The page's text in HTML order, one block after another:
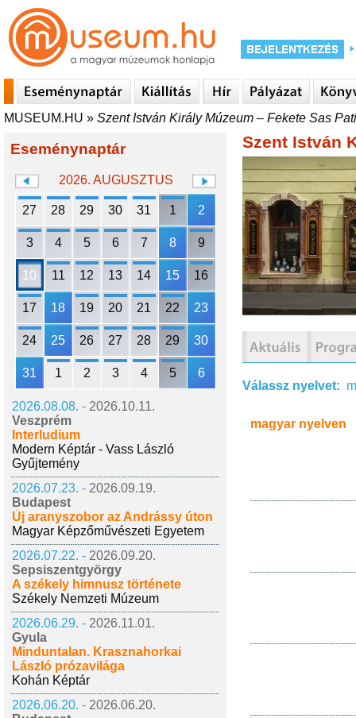
MUSEUM.HU » Szent István Király Múzeum – Fekete Sas
Eseménynaptár
2026. AUGUSZTUS
27 28 29 30 31 1 2
3 4 5 6 7 8 9
10 11 12 13 14 15 16
17 18 19 20 21 22 23
24 25 26 27 28 29 30
31 1 2 3 4 5 6
2026.08.08. - 2026.10.11.
Veszprém
Interludium
Modern Képtár - Vass László
Gyűjtemény
2026.07.23. - 2026.09.19.
Budapest
Új aranyszobor az Andrássy úton
Magyar Képzőművészeti Egyetem
2026.07.22. - 2026.09.20.
Sepsiszentgyörgy
A székely himnusz története
Székely Nemzeti Múzeum
2026.06.29. - 2026.11.01.
Gyula
Minduntalan. Krasznahorkai
László prózavilága
Kohán Képtár
2026.06.20. - 2026.06.20.
Szent István
Válassz nyelvet:
magyar nyelven